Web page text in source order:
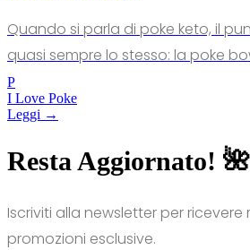
Quando si parla di poke keto, il
quasi sempre lo stesso: la poke
P
I Love Poke
Leggi →
Resta Aggiornato! 🌺
Iscriviti alla newsletter per ricevere
promozioni esclusive.